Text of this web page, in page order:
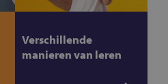
Verschillende
manieren van leren